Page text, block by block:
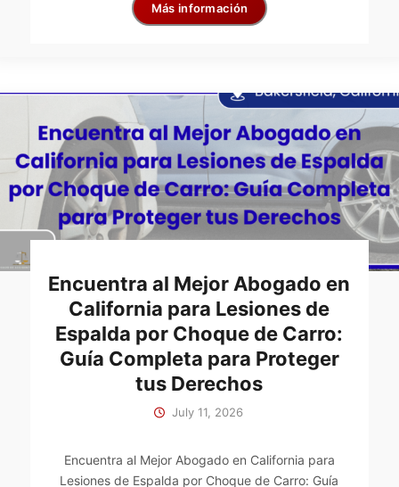
Más información
Encuentra al Mejor Abogado en
California para Lesiones de
Espalda por Choque de Carro:
Guía Completa para Proteger
tus Derechos
July 11, 2026
Encuentra al Mejor Abogado en California para
Lesiones de Espalda por Choque de Carro: Guía